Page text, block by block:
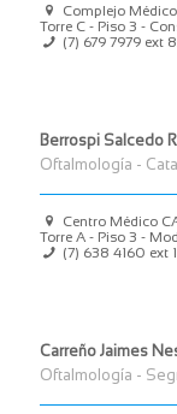
Complejo
Torre C - Piso 3 -
(7) 679 7979 ext
Berrospi Salcedo
Oftalmología -
Centro Médico
Torre A - Piso 3 -
(7) 638 4160 ext
Carreño Jaimes
Oftalmología -